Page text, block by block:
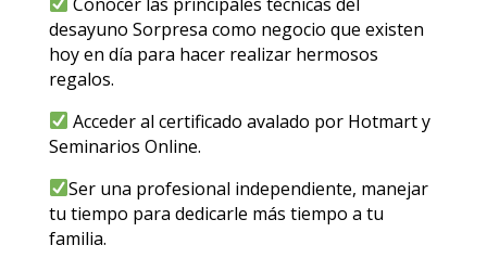
desayuno Sorpresa como negocio que existen
hoy en día para hacer realizar hermosos
regalos.
Acceder al certificado avalado por Hotmart y
Seminarios Online.
Ser una profesional independiente, manejar
tu tiempo para dedicarle más tiempo a tu
familia.